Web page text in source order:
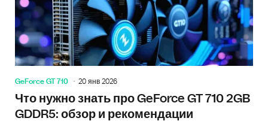
GeForce GT 710 20 янв 2026
Что нужно знать про GeForce GT 710 2GB
GDDR5: обзор и рекомендации